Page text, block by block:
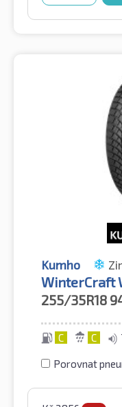
Kumho
WinterCraft
255/35R18
C C
Porovnat